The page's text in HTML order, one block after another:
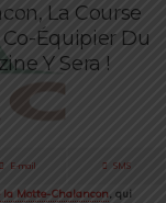
La Course
Équipier Du
Y Sera !
E-mail SMS
la Motte-Chalancon, qui